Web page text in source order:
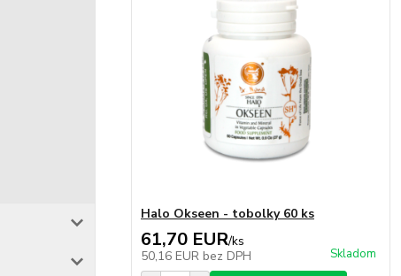
Halo Okseen - tobolky 60 ks
61,70 EUR/ks
50,16 EUR bez DPH Skladom